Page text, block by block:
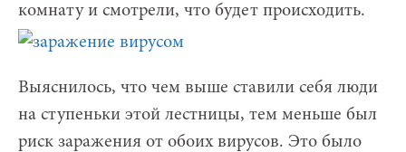
комнату и смотрели, что будет происходить.
Выяснилось, что чем выше ставили себя люди
на ступеньки этой лестницы, тем меньше был
риск заражения от обоих вирусов. Это было